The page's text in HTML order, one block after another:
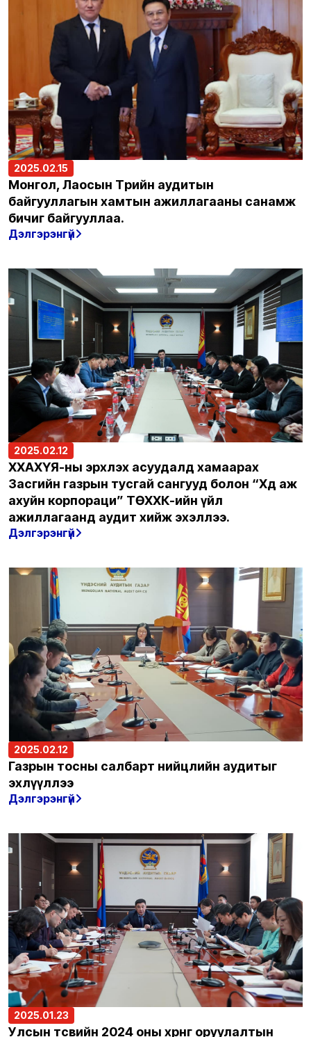
2025.02.15
Монгол, Лаосын Төрийн аудитын
байгууллагын хамтын ажиллагааны санамж
бичиг байгууллаа.
Дэлгэрэнгүй
2025.02.12
ХХАХҮЯ-ны эрхлэх асуудалд хамаарах
Засгийн газрын тусгай сангууд болон “Хөдөө аж
ахуйн корпораци” ТӨХХК-ийн үйл
ажиллагаанд аудит хийж эхэллээ.
Дэлгэрэнгүй
2025.02.12
Газрын тосны салбарт нийцлийн аудитыг
эхлүүллээ
Дэлгэрэнгүй
2025.01.23
Улсын төсвийн 2024 оны хөрөнгө оруулалтын